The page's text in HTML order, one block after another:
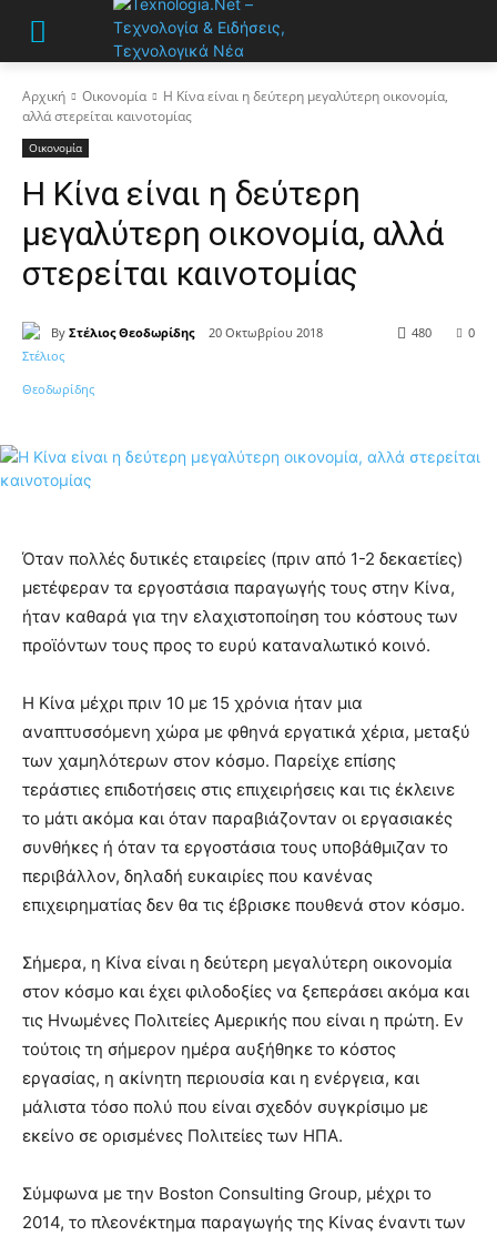
Αρχική Οικονομία
Η Κίνα είναι η δεύτερη μεγαλύτερη οικονομία,
αλλά στερείται καινοτομίας
Οικονομία
Η Κίνα είναι η δεύτερη
μεγαλύτερη οικονομία, αλλά
στερείται καινοτομίας
By Στέλιος Θεοδωρίδης 20 Οκτωβρίου 2018 0
480
Όταν πολλές δυτικές εταιρείες (πριν από 1-2 δεκαετίες)
μετέφεραν τα εργοστάσια παραγωγής τους στην Κίνα,
ήταν καθαρά για την ελαχιστοποίηση του κόστους των
προϊόντων τους προς το ευρύ καταναλωτικό κοινό.
Η Κίνα μέχρι πριν 10 με 15 χρόνια ήταν μια
αναπτυσσόμενη χώρα με φθηνά εργατικά χέρια, μεταξύ
των χαμηλότερων στον κόσμο. Παρείχε επίσης
τεράστιες επιδοτήσεις στις επιχειρήσεις και τις έκλεινε
το μάτι ακόμα και όταν παραβιάζονταν οι εργασιακές
συνθήκες ή όταν τα εργοστάσια τους υποβάθμιζαν το
περιβάλλον, δηλαδή ευκαιρίες που κανένας
επιχειρηματίας δεν θα τις έβρισκε πουθενά στον κόσμο.
Σήμερα, η Κίνα είναι η δεύτερη μεγαλύτερη οικονομία
στον κόσμο και έχει φιλοδοξίες να ξεπεράσει ακόμα και
τις Ηνωμένες Πολιτείες Αμερικής που είναι η πρώτη. Εν
τούτοις τη σήμερον ημέρα αυξήθηκε το κόστος
εργασίας, η ακίνητη περιουσία και η ενέργεια, και
μάλιστα τόσο πολύ που είναι σχεδόν συγκρίσιμο με
εκείνο σε ορισμένες Πολιτείες των ΗΠΑ.
Σύμφωνα με την Boston Consulting Group, μέχρι το
2014, το πλεονέκτημα παραγωγής της Κίνας έναντι των